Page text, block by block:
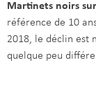
Martinets noirs
référence de 10
2018, le déclin est
quelque peu